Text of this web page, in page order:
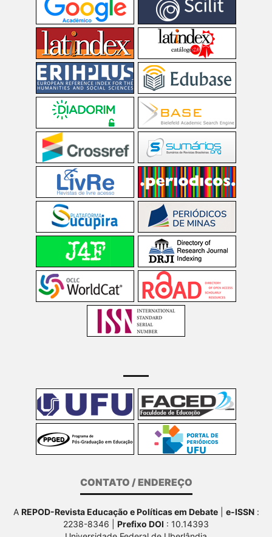
CONTATO / ENDEREÇO
A REPOD-Revista Educação e Políticas em Debate| e-ISSN:
2238-8346 | Prefixo DOI : 10.14393